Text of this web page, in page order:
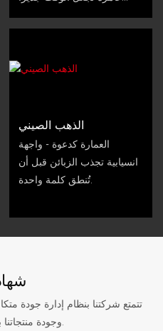
بالمشاهدة.
الذهب الصيني
العمارة كدعوة - ​​واجهة
انسيابية تجذب الزبائن قبل أن
تُنطق كلمة واحدة.
تتمتع شركتنا بنظام إدارة جودة
وجودة منتجاتنا بتقدير الصناعة.